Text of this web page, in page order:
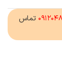
تماس